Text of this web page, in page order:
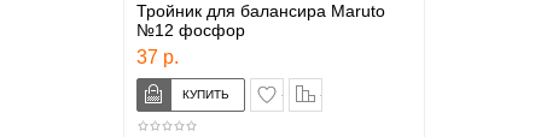
Тройник для балансира Maruto
№12 фосфор
37 р.
в закладки